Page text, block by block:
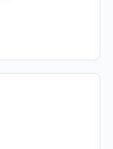
クスを見る
/ お店シーシャ /